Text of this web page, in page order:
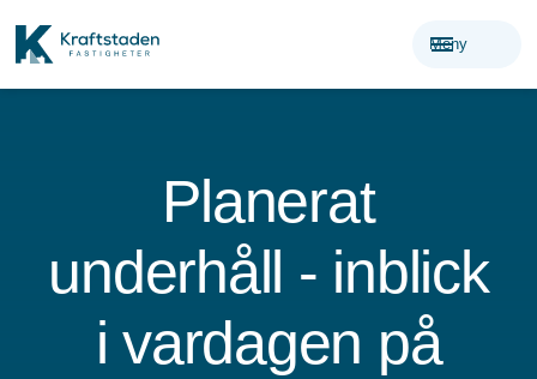
menu
Meny
Planerat
underhåll - inblick
i vardagen på